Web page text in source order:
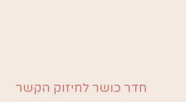
חדר כושר לחיזוק הקשר